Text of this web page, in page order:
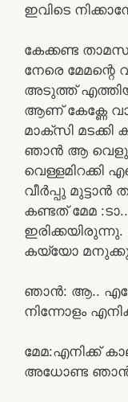
ഇവിടെ
കേക്കണ്ട
നേരെ മേമന്റെ
അടുത്ത്
ആണ് കേക്ണേ
മാക്സി
ഞാൻ ആ
വെള്ളമിറക്കി
വീർപ്പു
കണ്ടത് മേമ
ഇരിക്കയിരുന്നു.
കയ്യോ
ഞാൻ: ആ..
നിന്നോളം
മേമ:എനിക്ക്
അധോണ്ട